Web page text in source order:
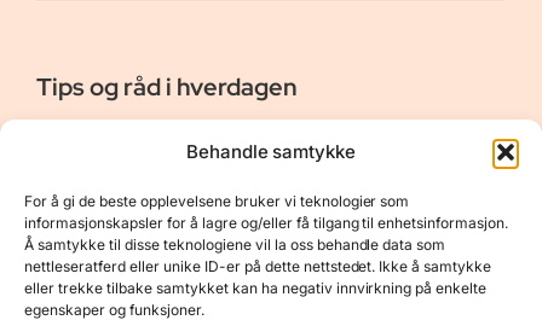
Behandle samtykke
For å gi de beste opplevelsene bruker vi teknologier som
informasjonskapsler for å lagre og/eller få tilgang til enhetsinformasjon.
Å samtykke til disse teknologiene vil la oss behandle data som
nettleseratferd eller unike ID-er på dette nettstedet. Ikke å samtykke
eller trekke tilbake samtykket kan ha negativ innvirkning på enkelte
egenskaper og funksjoner.
Tips og råd i hverdagen
Er vår bloggside hvor vi ønsker å dele våre opplevelser og
gi deg råd og tips innen reiser, hotell - og restauranter,
naturopplevelser, personlig pleie, data, film og bøker m.m.
Nyttige Linker
Om oss
Kontakt
Resurser
Personvernerklæring
Opphavsrett